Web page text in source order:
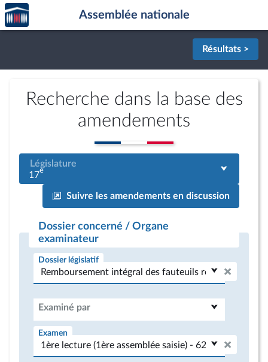
Aller au contenu
Aller en bas de la page
Accèder
à la
page
Assemblée nationale
Résultats >
Recherche dans la base des
amendements
Législature
17e
Suivre les amendements en discussion
Dossier concerné / Organe
examinateur
Dossier législatif
Examiné par
Examen